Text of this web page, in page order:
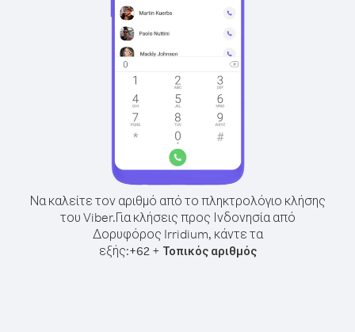
Να καλείτε τον αριθμό από το πληκτρολόγιο κλήσης
του Viber.Για κλήσεις προς Ινδονησία από
Δορυφόρος Irridium, κάντε τα
εξής:+62+ Τοπικός αριθμός